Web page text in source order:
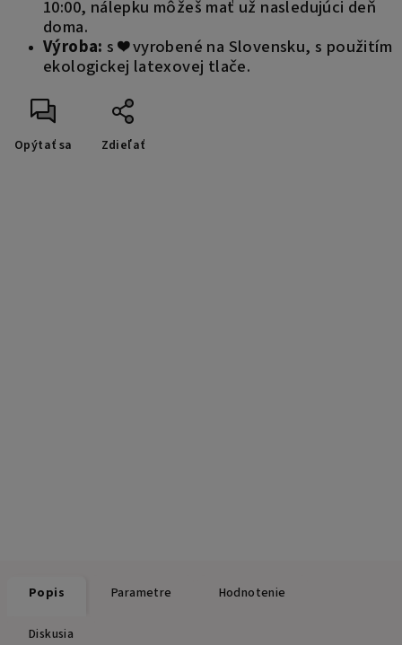
10:00, nálepku môžeš mať už nasledujúci deň
doma.
Výroba: s ❤️ vyrobené na Slovensku, s použitím
ekologickej latexovej tlače.
Opýtať sa Zdieľať
Popis Parametre Hodnotenie
Diskusia